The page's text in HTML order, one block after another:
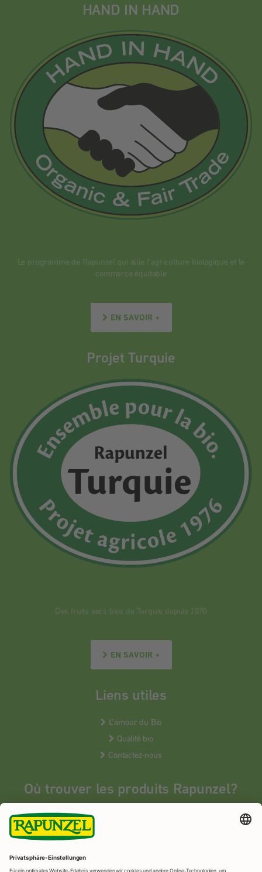
HAND IN HAND
Le programme de Rapunzel qui allie l’agriculture biologique et le
commerce équitable
EN SAVOIR +
Projet Turquie
Des fruits secs bios de Turquie depuis 1976
EN SAVOIR +
Liens utiles
L’amour du Bio
Qualité bio
Contactez-nous
Où trouver les produits Rapunzel?
Les produits Rapunzel sont vendus en France uniquement dans les
MAGASINS BIOS